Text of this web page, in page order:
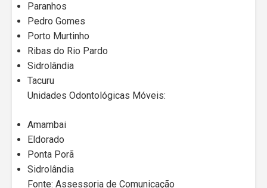
Paranhos
Pedro Gomes
Porto Murtinho
Ribas do Rio Pardo
Sidrolândia
Tacuru
Unidades Odontológicas Móveis:
Amambai
Eldorado
Ponta Porã
Sidrolândia
Fonte: Assessoria de Comunicação